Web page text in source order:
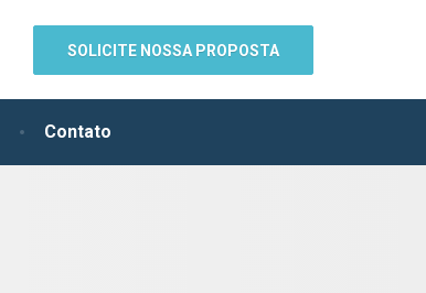
Contato
SOLICITE NOSSA PROPOSTA